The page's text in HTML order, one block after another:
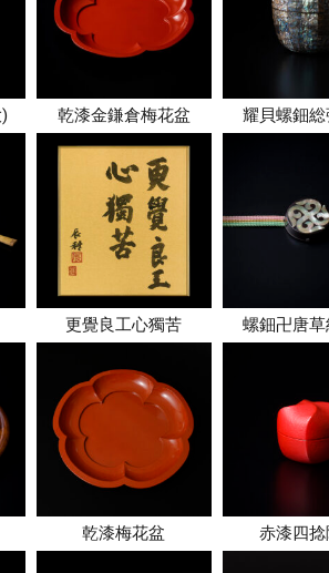
乾漆金鎌倉梅花盆 耀貝螺鈿
更覺良工心獨苦 螺鈿卍唐
乾漆梅花盆 赤漆四